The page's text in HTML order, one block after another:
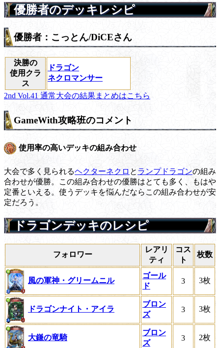
優勝者のデッキレシピ
優勝者：こっとん/DiCEさん
決勝の
使用クラ
ス
ドラゴン
ネクロマンサー
2nd Vol.41 通常大会の結果まとめはこちら
GameWith攻略班のコメント
使用率の高いデッキの組み合わせ
大会で多く見られるヘクターネクロ と ランプドラゴンの組み
合わせが優勝。この組み合わせの優勝はとても多く、もはや
定番といえる。使うデッキを悩んだならこの組み合わせが安
定だろう。
ドラゴンデッキのレシピ
フォロワー
レアリ
ティ
コス
ト
枚数
風の軍神・グリームニル
ゴール
ド
3 3枚
ドラゴンナイト・アイラ
ブロン
ズ
3 3枚
大鎌の竜騎
ブロン
ズ
3 2枚